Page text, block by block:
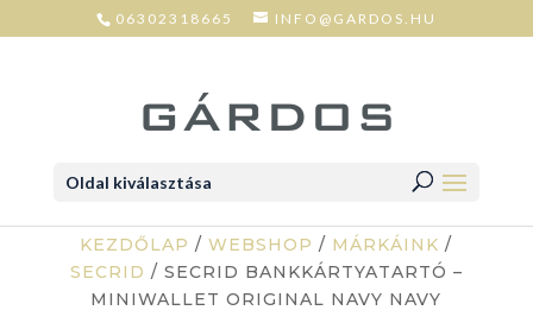
06302318665 INFO@GARDOS.HU
Oldal kiválasztása
KEZDŐLAP /WEBSHOP / MÁRKÁINK /
SECRID / SECRID BANKKÁRTYATARTÓ –
MINIWALLET ORIGINAL NAVY NAVY